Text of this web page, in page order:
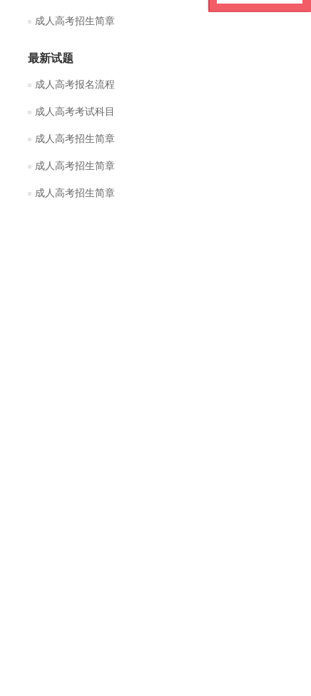
成人高考招生简章
最新试题
成人高考报名流程
成人高考考试科目
成人高考招生简章
成人高考招生简章
成人高考招生简章